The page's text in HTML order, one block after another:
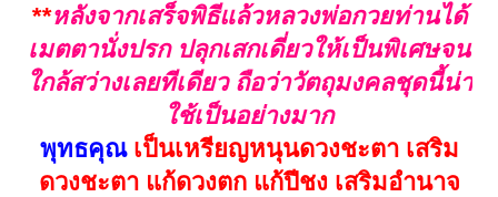
**หลังจากเสร็จพิธีแล้วหลวงพ่อกวยท่านได้
เมตตานั่งปรก ปลุกเสกเดี่ยวให้เป็นพิเศษจน
ใกล้สว่างเลยทีเดียว ถือว่าวัตถุมงคลชุดนี้น่า
ใช้เป็นอย่างมาก
พุทธคุณเป็นเหรียญหนุนดวงชะตา เสริม
ดวงชะตา แก้ดวงตก แก้ปีชง เสริมอำนาจ